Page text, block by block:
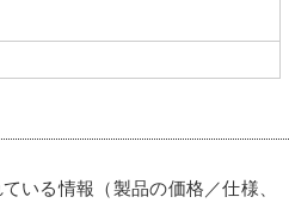
いる情報（製品の価格／仕様、